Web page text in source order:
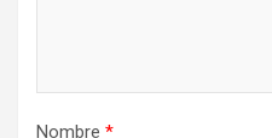
Nombre *